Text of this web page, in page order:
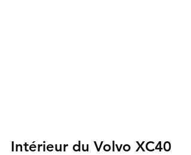
Intérieur du Volvo XC40